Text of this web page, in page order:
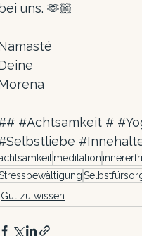
bei uns. 🫶🏼
#Achtsamkeit #
meditation
Gut zu wissen